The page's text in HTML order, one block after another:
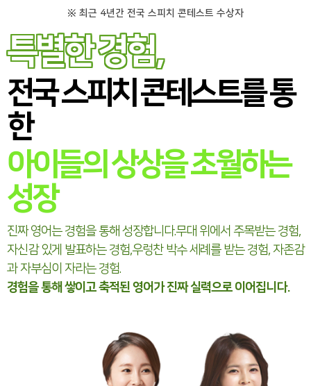
※ 최근 4년간 전국 스피치 콘테스트 수상자
특별한 경험,
전국 스피치 콘테스트를 통
한
아이들의 상상을 초월하는
성장
진짜 영어는 경험을 통해 성장합니다.무대 위에서 주목받는 경험,
자신감 있게 발표하는 경험,우렁찬 박수 세례를 받는 경험, 자존감
과 자부심이 자라는 경험.
경험을 통해 쌓이고 축적된 영어가 진짜 실력으로 이어집니다.